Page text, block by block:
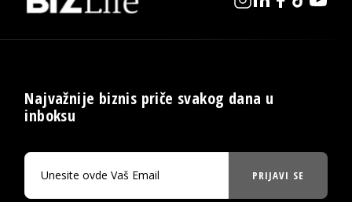
Najvažnije biznis priče svakog dana u
inboksu
PRIJAVI SE